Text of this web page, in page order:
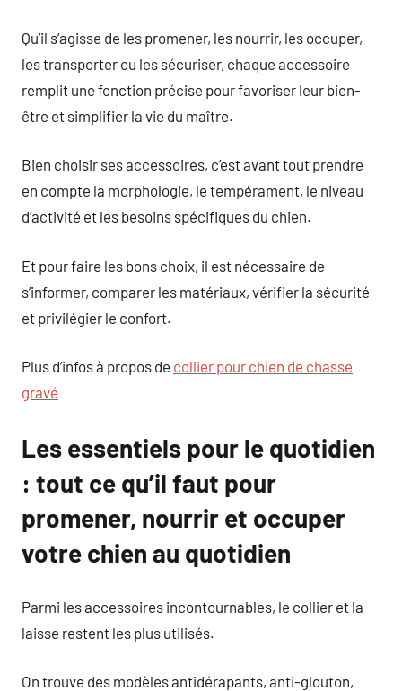
Qu’il s’agisse de les promener, les nourrir, les occuper,
les transporter ou les sécuriser, chaque accessoire
remplit une fonction précise pour favoriser leur bien-
être et simplifier la vie du maître.
Bien choisir ses accessoires, c’est avant tout prendre
en compte la morphologie, le tempérament, le niveau
d’activité et les besoins spécifiques du chien.
Et pour faire les bons choix, il est nécessaire de
s’informer, comparer les matériaux, vérifier la sécurité
et privilégier le confort.
Plus d’infos à propos de collier pour chien de chasse
gravé
Les essentiels pour le quotidien
: tout ce qu’il faut pour
promener, nourrir et occuper
votre chien au quotidien
Parmi les accessoires incontournables, le collier et la
laisse restent les plus utilisés.
On trouve des modèles antidérapants, anti-glouton,